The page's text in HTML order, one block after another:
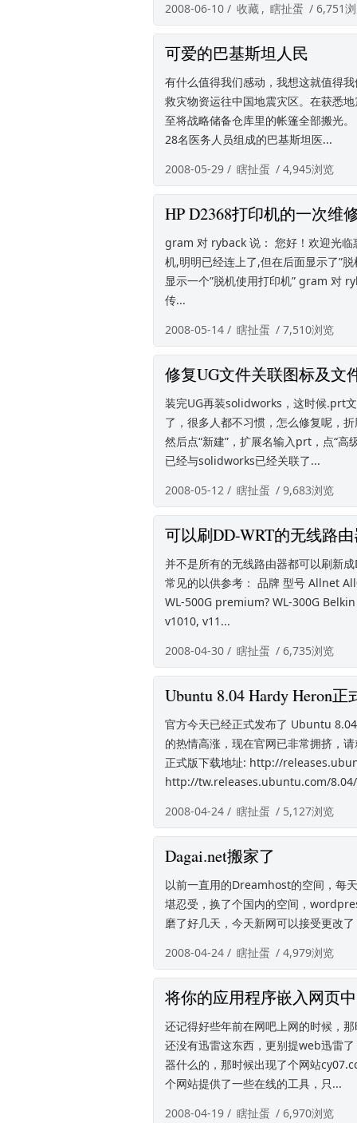
2008-06-10 / 收藏 , 瞎扯蛋 / 6,751
可爱的巴基斯坦人民
有什么值得我们感动，我想这就值得
救灾物资运往中国地震灾区。在获悉
至将战略储备仓库里的帐篷全部搬光
28名医务人员组成的巴基斯坦医...
2008-05-29 / 瞎扯蛋 / 4,945浏览
HP D2368打印机的一次维
gram 对 ryback 说： 您好！欢迎光
机,明明已经连上了,但在后面显示了”
显示一个”脱机使用打印机” gram 对
传...
2008-05-14 / 瞎扯蛋 / 7,510浏览
修复UG文件关联图标及文
装完UG再装solidworks，这时候.prt
了，很多人都不习惯，怎么修复呢，折
然后点“新建”，扩展名输入prt，点“
已经与solidworks已经关联了...
2008-05-12 / 瞎扯蛋 / 9,683浏览
可以刷DD-WRT的无线路
并不是所有的无线路由器都可以刷新
常见的以供参考： 品牌 型号 Allnet
WL-500G premium? WL-300G
v1010, v11...
2008-04-30 / 瞎扯蛋 / 6,735浏览
Ubuntu 8.04 Hardy Heron正
官方今天已经正式发布了 Ubuntu
的热情高涨，现在官网已非常拥挤，
正式版下载地址: http://
http://tw.releases.ubuntu.com/8.04/
2008-04-24 / 瞎扯蛋 / 5,127浏览
Dagai.net搬家了
以前一直用的Dreamhost的空间，每
堪忍受，换了个国内的空间，
磨了好几天，今天新网可以接受更改
2008-04-24 / 瞎扯蛋 / 4,979浏览
将你的应用程序嵌入网页中
还记得好些年前在网吧上网的时候，
还没有迅雷这东西，更别提web迅雷
器什么的，那时候出现了个网站
个网站提供了一些在线的工具，只...
2008-04-19 / 瞎扯蛋 / 6,970浏览